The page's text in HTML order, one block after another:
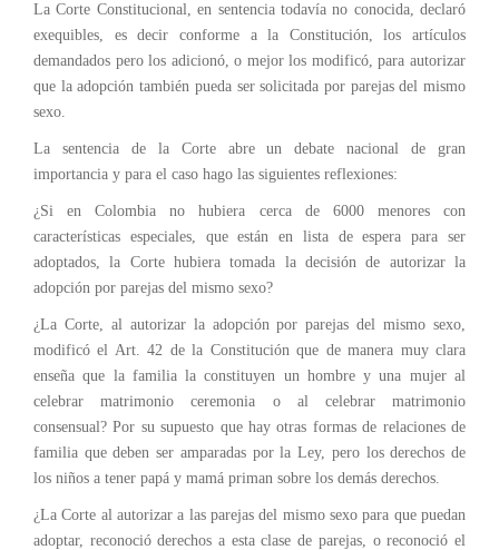
La Corte Constitucional, en sentencia todavía no conocida, declaró
exequibles, es decir conforme a la Constitución, los artículos
demandados pero los adicionó, o mejor los modificó, para autorizar
que la adopción también pueda ser solicitada por parejas del mismo
sexo.
La sentencia de la Corte abre un debate nacional de gran
importancia y para el caso hago las siguientes reflexiones:
¿Si en Colombia no hubiera cerca de 6000 menores con
características especiales, que están en lista de espera para ser
adoptados, la Corte hubiera tomada la decisión de autorizar la
adopción por parejas del mismo sexo?
¿La Corte, al autorizar la adopción por parejas del mismo sexo,
modificó el Art. 42 de la Constitución que de manera muy clara
enseña que la familia la constituyen un hombre y una mujer al
celebrar matrimonio ceremonia o al celebrar matrimonio
consensual? Por su supuesto que hay otras formas de relaciones de
familia que deben ser amparadas por la Ley, pero los derechos de
los niños a tener papá y mamá priman sobre los demás derechos.
¿La Corte al autorizar a las parejas del mismo sexo para que puedan
adoptar, reconoció derechos a esta clase de parejas, o reconoció el